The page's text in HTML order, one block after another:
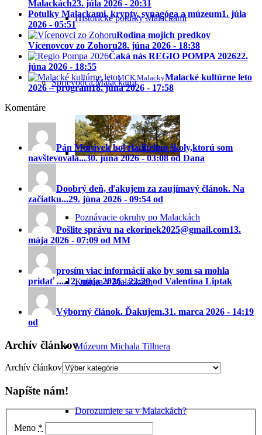
Historické potulky Malackami
Sprievodca Malackami
Poznávacie okruhy po Malackách
Kultúra v Malackách
Múzeum Michala Tillnera
Dorozumiete sa v Malackách?
Malackách23. júla 2026 - 20:31
Potulky Malackami, krypty, synagóga a múzeum1. júla
2026 - 05:51
Rodina mojich predkov
Vícenovcov zo Zohoru28. júna 2026 - 18:38
Čaká nás REGIO POMPA 202622.
júna 2026 - 18:55
MCK MalackyMalacké kultúrne leto
2026 – program18. júna 2026 - 17:58
Komentáre
Pán Morávek bol riaditeĺom školy,ktorú som
navštevovala...30. júna 2026 - 03:08 od Dana
Doobrý deň, ďakujem za zaujímavý článok. Na
začiatku...29. júna 2026 - 09:54 od
Pošlite správu na ekorinek2025@gmail.com13.
mája 2026 - 07:09 od MM
prosím viac informácií ako by som sa mohla
pridať ....12. mája 2026 - 22:20 od Valentina Liptak
Výborný článok. Ďakujem.31. marca 2026 - 14:19
od
Archív článkov
Archív článkov
Napíšte nám!
Meno *